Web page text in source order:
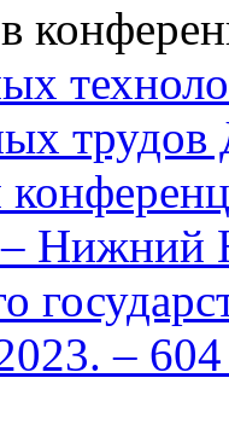
трудов
Нижний
–